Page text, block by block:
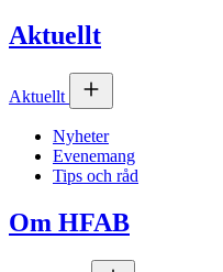
Aktuellt
Aktuellt
Nyheter
Evenemang
Tips och råd
Om HFAB